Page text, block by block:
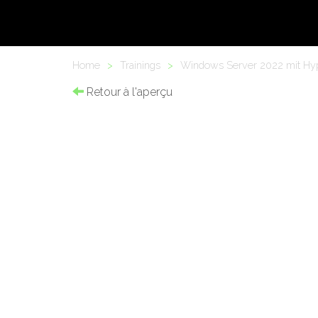
Home > Trainings > Windows Server 2022 mit
Retour à l'aperçu